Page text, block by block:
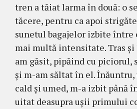
tren a tăiat larma în două: o
tăcere, pentru ca apoi
sunetul bagajelor izbite între
mai multă intensitate. Tras
am găsit, pipăind cu piciorul,
şi m-am săltat în el.
cald şi umed, m-a izbit până
uitat deasupra uşii primului